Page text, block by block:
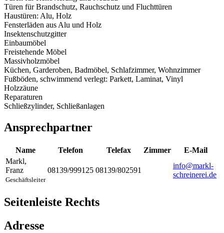
Türen für Brandschutz, Rauchschutz und Fluchttüren
Haustüren: Alu, Holz
Fensterläden aus Alu und Holz
Insektenschutzgitter
Einbaumöbel
Freistehende Möbel
Massivholzmöbel
Küchen, Garderoben, Badmöbel, Schlafzimmer, Wohnzimmer
Fußböden, schwimmend verlegt: Parkett, Laminat, Vinyl
Holzzäune
Reparaturen
Schließzylinder, Schließanlagen
Ansprechpartner
Name Telefon Telefax Zimmer
E-Mail
Markl,
Franz
Geschäftsleiter
08139/999125 08139/802591
info@markl-
schreinerei.de
Seitenleiste Rechts
Adresse